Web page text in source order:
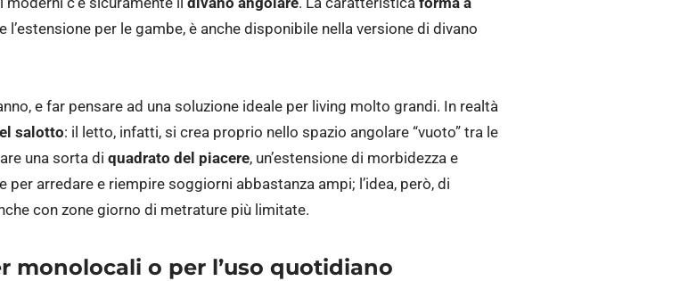
per le gambe, è anche disponibile nella versione di divano
e far pensare ad una soluzione ideale per living molto grandi. In realtà
salotto: il letto, infatti, si crea proprio nello spazio angolare “vuoto” tra le
una sorta di quadrato del piacere, un’estensione di morbidezza e
arredare e riempire soggiorni abbastanza ampi; l’idea, però, di
con zone giorno di metrature più limitate.
monolocali o per l’uso quotidiano